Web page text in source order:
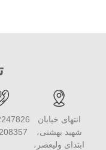
انتهای خیابان
شهید بهشتی،
ابتدای ولیعصر،